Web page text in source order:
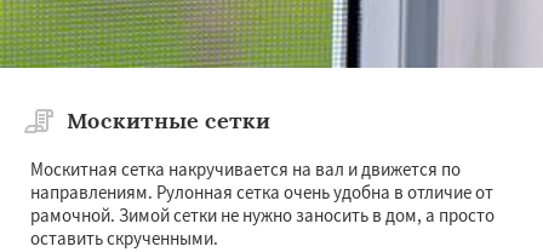
Москитные сетки
Москитная сетка накручивается на вал и движется по
направлениям. Рулонная сетка очень удобна в отличие от
рамочной. Зимой сетки не нужно заносить в дом, а просто
оставить скрученными.